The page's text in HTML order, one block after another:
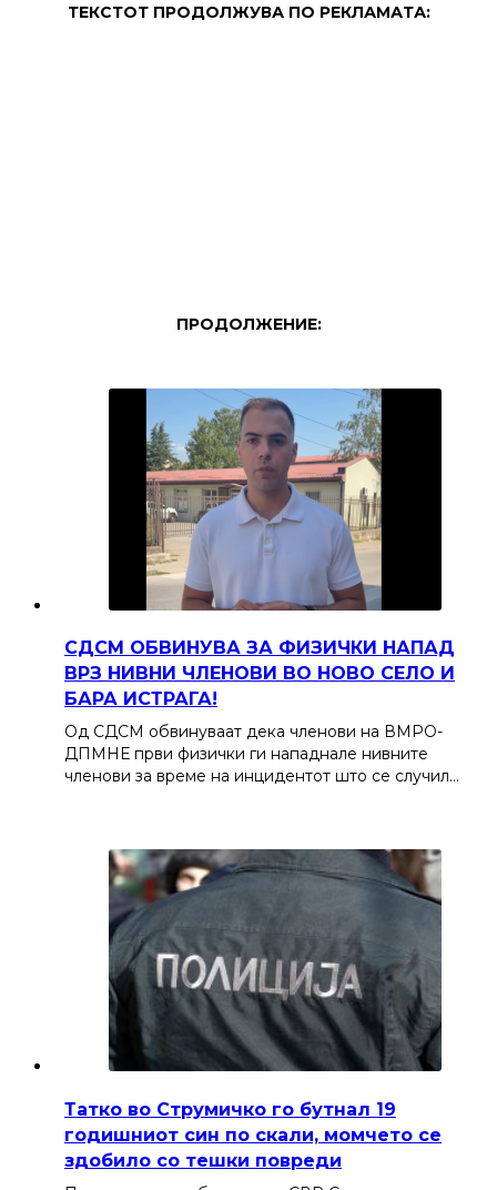
ТЕКСТОТ ПРОДОЛЖУВА ПО РЕКЛАМАТА:
ПРОДОЛЖЕНИЕ:
СДСМ ОБВИНУВА ЗА ФИЗИЧКИ НАПАД
ВРЗ НИВНИ ЧЛЕНОВИ ВО НОВО СЕЛО И
БАРА ИСТРАГА!
Од СДСМ обвинуваат дека членови на ВМРО-
ДПМНЕ први физички ги нападнале нивните
членови за време на инцидентот што се случил…
Татко во Струмичко го бутнал 19
годишниот син по скали, момчето се
здобило со тешки повреди